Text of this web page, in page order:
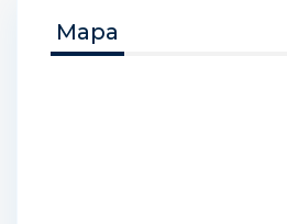
Mapa